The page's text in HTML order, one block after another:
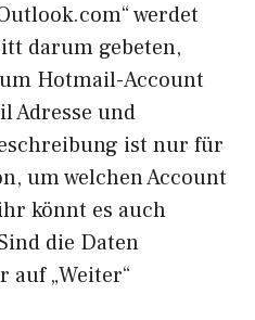
werdet
darum gebeten,
Hotmail-Account
Adresse und
ist nur für
um welchen Account
könnt es auch
die Daten
„Weiter“